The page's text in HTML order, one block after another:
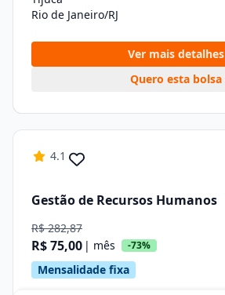
Rio de Janeiro/RJ
Ver mais detalhes
Quero esta bolsa
4.1
Gestão de Recursos Humanos
R$ 282,87
R$ 75,00 | mês -73%
Mensalidade fixa